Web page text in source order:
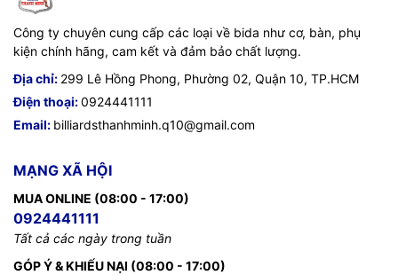
Công ty chuyên cung cấp các loại về bida như cơ, bàn, phụ
kiện chính hãng, cam kết và đảm bảo chất lượng.
Địa chỉ: 299 Lê Hồng Phong, Phường 02, Quận 10, TP.HCM
Điện thoại:0924441111
Email: billiardsthanhminh.q10@gmail.com
MẠNG XÃ HỘI
MUA ONLINE (08:00 - 17:00)
0924441111
Tất cả các ngày trong tuần
GÓP Ý & KHIẾU NẠI (08:00 - 17:00)